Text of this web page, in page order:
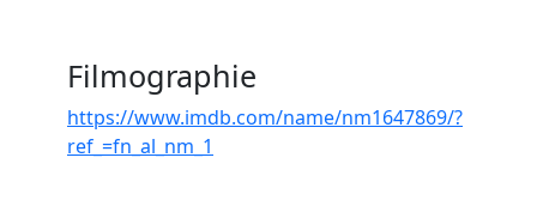
Filmographie
https://www.imdb.com/name/nm1647869/?
ref_=fn_al_nm_1